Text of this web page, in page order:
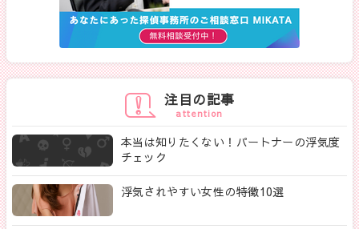
注目の記事
attention
本当は知りたくない！パートナーの浮気度
チェック
浮気されやすい女性の特徴10選